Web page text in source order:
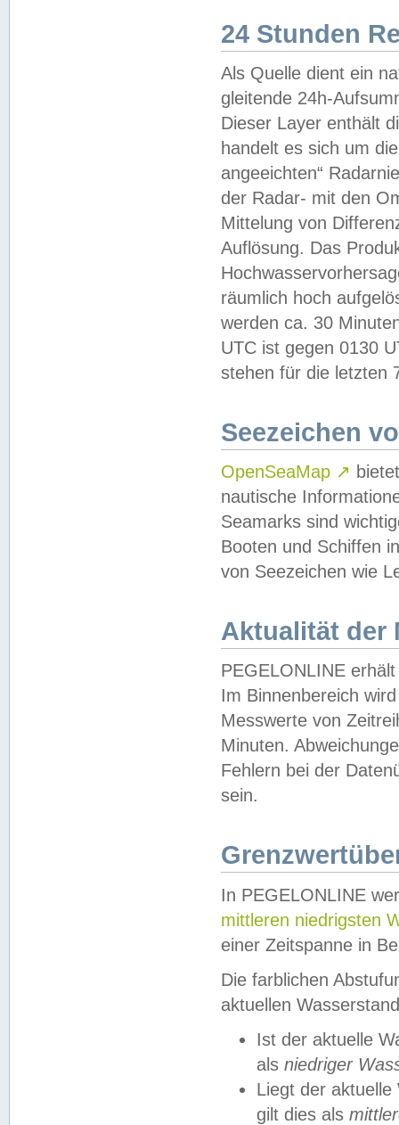
24 Stunden
Als Quelle dient ein
gleitende 24h-
Dieser Layer enthält
handelt es sich um
angeeichten“
der Radar- mit den
Mittelung von
Auflösung. Das
räumlich hoch
werden ca. 30
UTC ist gegen 0130
stehen für die letzten
Seezeichen
OpenSeaMap ↗
nautische
Seamarks sind
Booten und Schiffen
von Seezeichen wie
Aktualität der
PEGELONLINE
Im Binnenbereich
Messwerte von
Minuten.
Fehlern bei der
sein.
In PEGELONLINE
mittleren niedrigsten
einer Zeitspanne in
Die farblichen
aktuellen
Ist der aktuelle
als niedriger
Liegt der
gilt dies als